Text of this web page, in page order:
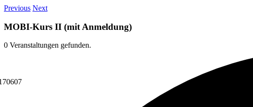
Skip
content
Previous Next
MOBI-Kurs II (mit Anmeldung)
0 Veranstaltungen gefunden.